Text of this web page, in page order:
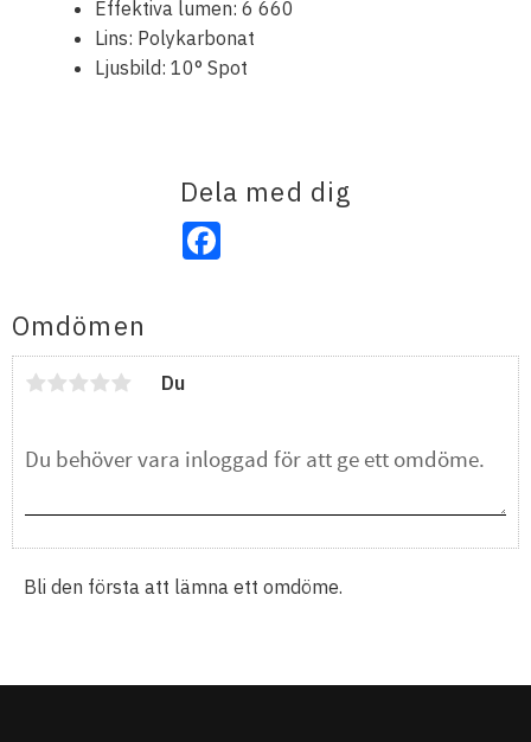
Effektiva lumen: 6 660
Lins: Polykarbonat
Ljusbild: 10° Spot
Dela med dig
Facebook
Omdömen
Du
Bli den första att lämna ett omdöme.